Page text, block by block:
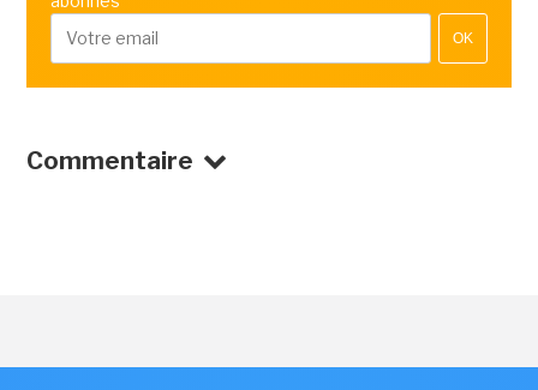
OK
Commentaire